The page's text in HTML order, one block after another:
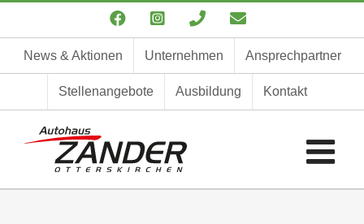
springen
FacebookInstagram
TelefonE-
Mail
News & Aktionen Unternehmen Ansprechpartner
Stellenangebote Ausbildung Kontakt